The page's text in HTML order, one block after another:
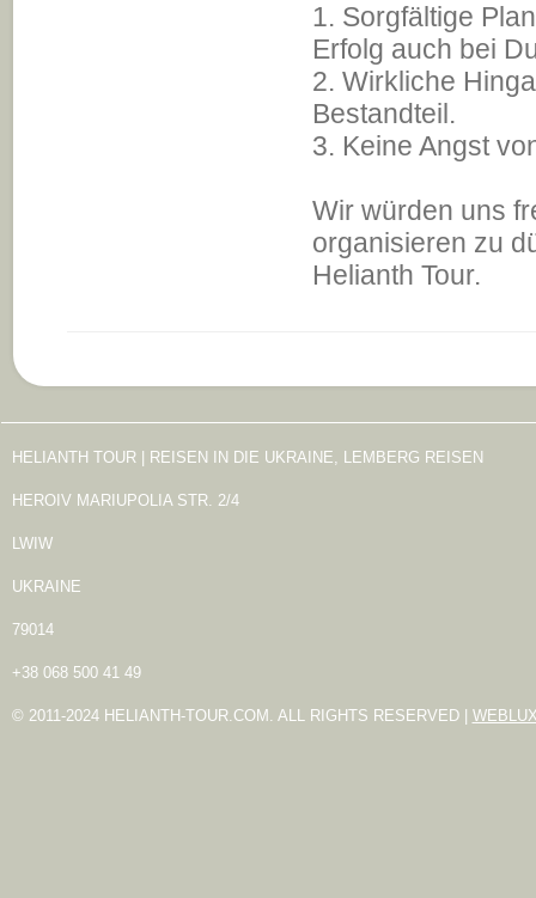
1. Sorgfältige
Erfolg auch bei
2. Wirkliche
Bestandteil.
3. Keine Angst
Wir würden uns
organisieren zu
Helianth Tour.
HELIANTH TOUR | REISEN IN DIE UKRAINE, LEMBERG REISEN
HEROIV MARIUPOLIA STR. 2/4
LWIW
UKRAINE
79014
+38 068 500 41 49
© 2011-2024 HELIANTH-TOUR.COM. ALL RIGHTS RESERVED |